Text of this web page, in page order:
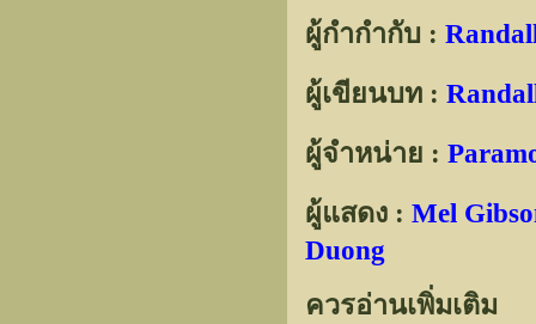
ผู้กำกำกับ :
ผู้เขียนบท :
ผู้จำหน่าย :
ผู้แสดง : Mel
Duong
ควรอ่านเพิ่มเติม